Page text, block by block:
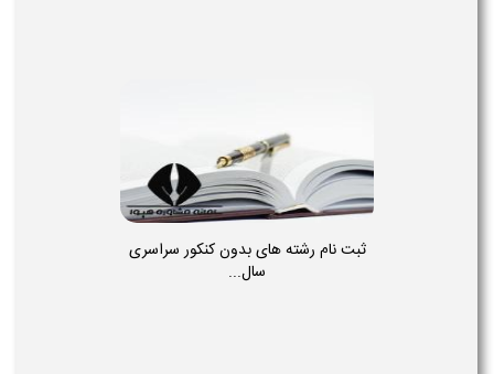
ثبت نام رشته های بدون کنکور سراسری
سال...